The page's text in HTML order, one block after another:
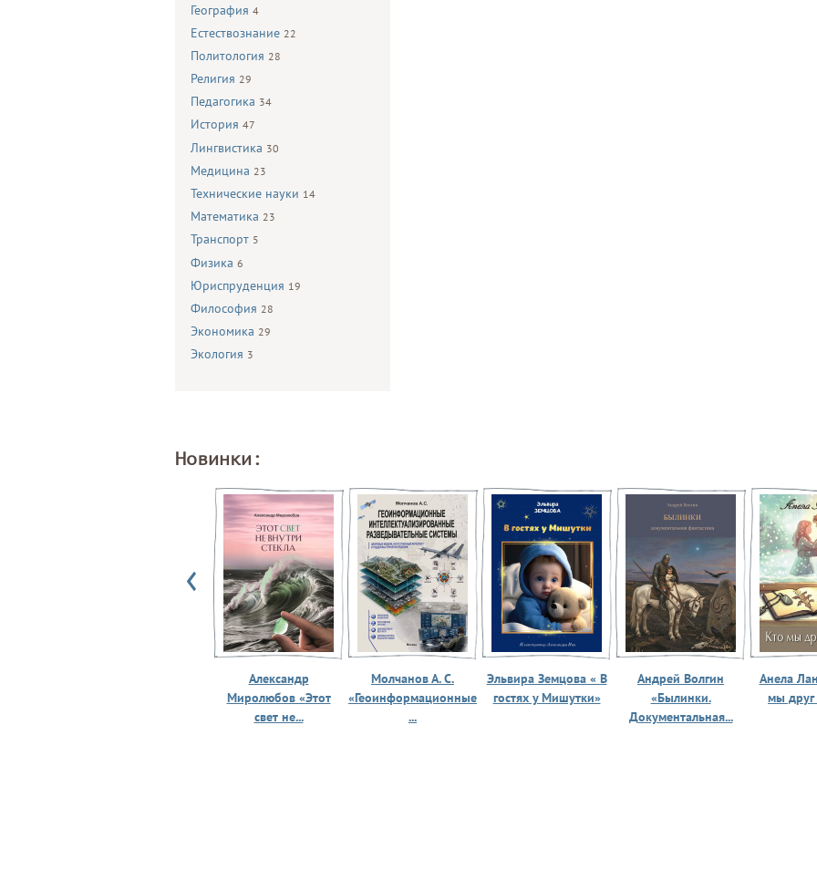
География 4
Естествознание 22
Политология 28
Религия 29
Педагогика 34
История 47
Лингвистика 30
Медицина 23
Технические науки 14
Математика 23
Транспорт 5
Физика 6
Юриспруденция 19
Философия 28
Экономика 29
Экология 3
Новинки:
Александр
Миролюбов «Этот
свет не...
Молчанов А. С.
«Геоинформационные
...
Эльвира Земцова « В
гостях у Мишутки»
Андрей Волгин
«Былинки.
Документальная...
Анела
мы друг